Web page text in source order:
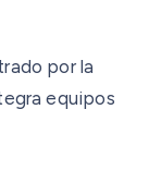
por la
equipos